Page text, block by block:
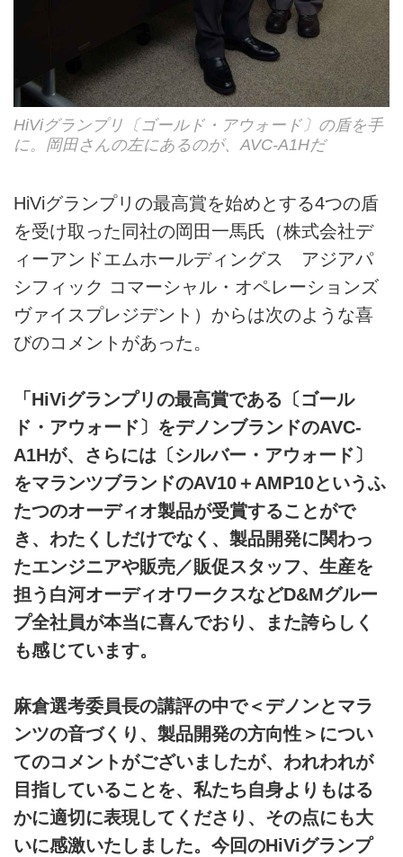
HiViグランプリ〔ゴールド・アウォード〕の盾を手
に。岡田さんの左にあるのが、AVC-A1Hだ
HiViグランプリの最高賞を始めとする4つの盾
を受け取った同社の岡田一馬氏（株式会社デ
ィーアンドエムホールディングス アジアパ
シフィック コマーシャル・オペレーションズ
ヴァイスプレジデント）からは次のような喜
びのコメントがあった。
「HiViグランプリの最高賞である〔ゴール
ド・アウォード〕をデノンブランドのAVC-
A1Hが、さらには〔シルバー・アウォード〕
をマランツブランドのAV10＋AMP10というふ
たつのオーディオ製品が受賞することがで
き、わたくしだけでなく、製品開発に関わっ
たエンジニアや販売／販促スタッフ、生産を
担う白河オーディオワークスなどD&Mグルー
プ全社員が本当に喜んでおり、また誇らしく
も感じています。
麻倉選考委員長の講評の中で＜デノンとマラ
ンツの音づくり、製品開発の方向性＞につい
てのコメントがございましたが、われわれが
目指していることを、私たち自身よりもはる
かに適切に表現してくださり、その点にも大
いに感激いたしました。今回のHiViグランプ